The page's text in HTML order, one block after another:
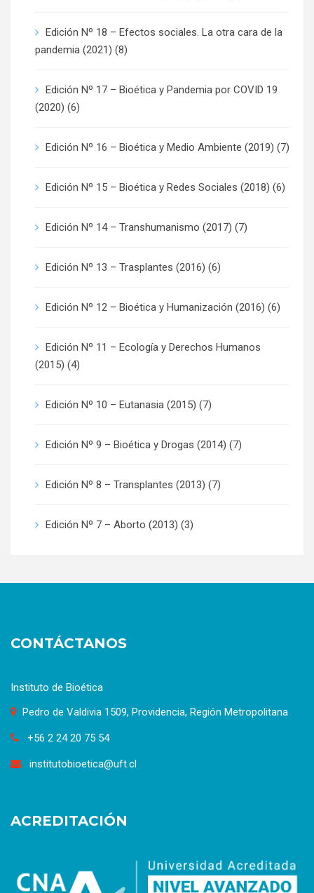
Edición Nº 18 – Efectos sociales. La otra cara de la
pandemia (2021) (8)
Edición Nº 17 – Bioética y Pandemia por COVID 19
(2020) (6)
Edición Nº 16 – Bioética y Medio Ambiente (2019) (7)
Edición Nº 15 – Bioética y Redes Sociales (2018) (6)
Edición Nº 14 – Transhumanismo (2017) (7)
Edición Nº 13 – Trasplantes (2016) (6)
Edición Nº 12 – Bioética y Humanización (2016) (6)
Edición Nº 11 – Ecología y Derechos Humanos
(2015) (4)
Edición Nº 10 – Eutanasia (2015) (7)
Edición Nº 9 – Bioética y Drogas (2014) (7)
Edición Nº 8 – Transplantes (2013) (7)
Edición Nº 7 – Aborto (2013) (3)
CONTÁCTANOS
Instituto de Bioética
Pedro de Valdivia 1509, Providencia, Región Metropolitana
+56 2 24 20 75 54
institutobioetica@uft.cl
ACREDITACIÓN